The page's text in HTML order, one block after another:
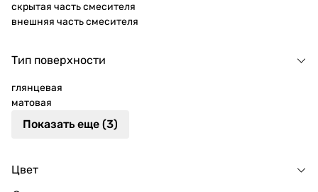
скрытая часть смесителя
внешняя часть смесителя
Тип поверхности
глянцевая
матовая
Показать еще (3)
Цвет